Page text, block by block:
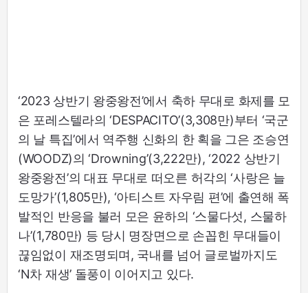
‘2023 상반기 왕중왕전’에서 축하 무대로 화제를 모
은 포레스텔라의 ‘DESPACITO’(3,308만)부터 ‘국군
의 날 특집’에서 역주행 신화의 한 획을 그은 조승연
(WOODZ)의 ‘Drowning’(3,222만), ‘2022 상반기
왕중왕전’의 대표 무대로 떠오른 허각의 ‘사랑은 늘
도망가’(1,805만), ‘아티스트 자우림 편’에 출연해 폭
발적인 반응을 불러 모은 윤하의 ‘스물다섯, 스물하
나’(1,780만) 등 당시 명장면으로 손꼽힌 무대들이
끊임없이 재조명되며, 국내를 넘어 글로벌까지도
‘N차 재생’ 돌풍이 이어지고 있다.